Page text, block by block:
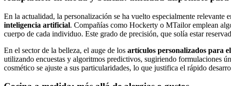
En la actualidad, la personalización se ha vuelto especialmente relevante
inteligencia artificial. Compañías como Hockerty o MTailor emplean
cuerpo de cada individuo. Este grado de precisión, que solía estar
En el sector de la belleza, el auge de los artículos personalizados para
utilizando encuestas y algoritmos predictivos, sugiriendo formulaciones
cosmético se ajuste a sus particularidades, lo que justifica el rápido